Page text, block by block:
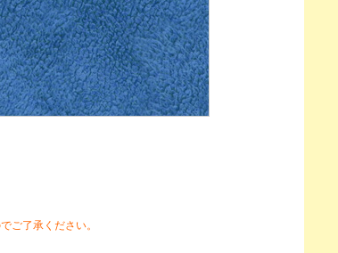
ご了承ください。